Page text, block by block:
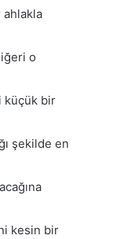
ahlakla
o
küçük bir
şekilde en
kesin bir